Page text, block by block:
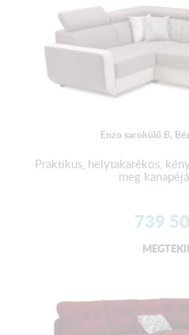
Enzo sarokülő B,
Praktikus, helytakarékos,
meg
739